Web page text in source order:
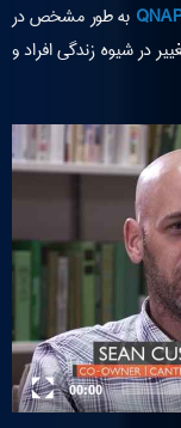
به طور مشخص در
در شیوه زندگی افراد و
00:00